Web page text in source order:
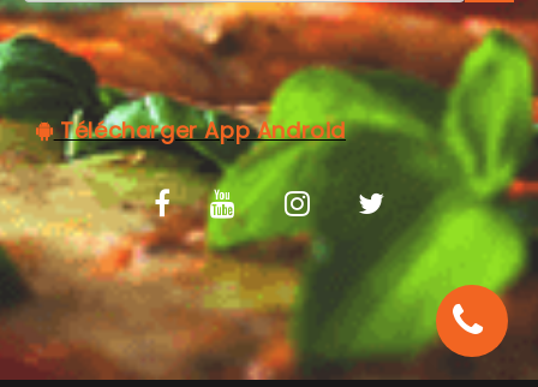
Télécharger App Android